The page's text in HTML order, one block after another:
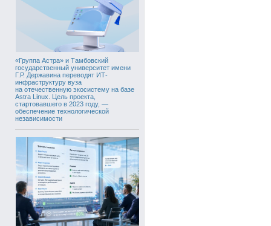
«Группа Астра» и Тамбовский
государственный университет имени
Г.Р. Державина переводят ИТ-
инфраструктуру вуза
на отечественную экосистему на базе
Astra Linux. Цель проекта,
стартовавшего в 2023 году, —
обеспечение технологической
независимости